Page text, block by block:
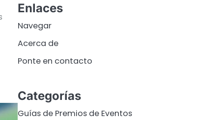
Enlaces
Navegar
Acerca de
Ponte en contacto
Categorías
Guías de Premios de Eventos